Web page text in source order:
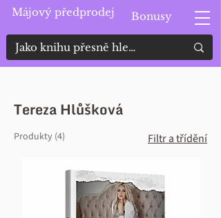
Májový předprodej Bonusy
Tereza Hlůšková
Produkty (4) Filtr a třídění